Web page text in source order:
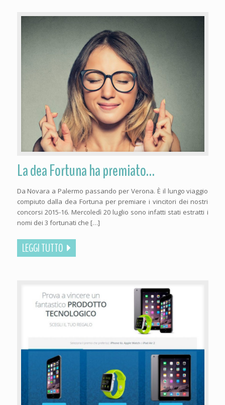
La dea Fortuna ha premiato…
Da Novara a Palermo passando per Verona. È il lungo viaggio
compiuto dalla dea Fortuna per premiare i vincitori dei nostri
concorsi 2015-16. Mercoledì 20 luglio sono infatti stati estratti i
nomi dei 3 fortunati che […]
LEGGI TUTTO